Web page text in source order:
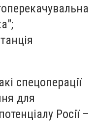
спецоперації
для
Росії –